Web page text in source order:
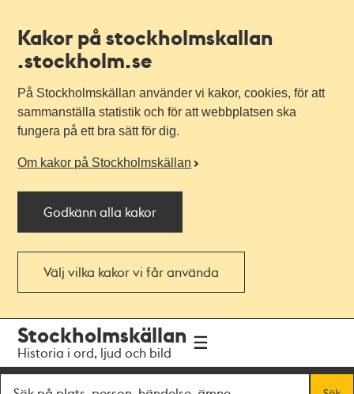
Kakor på stockholmskallan
.stockholm.se
På Stockholmskällan använder vi kakor, cookies, för att
sammanställa statistik och för att webbplatsen ska
fungera på ett bra sätt för dig.
Om kakor på Stockholmskällan
Godkänn alla kakor
Välj vilka kakor vi får använda
navigationen
huvudinnehållet
Stockholmskällan
Historia i ord, ljud och bild